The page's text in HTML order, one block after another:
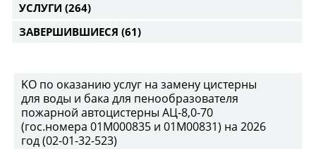
УСЛУГИ (264)
ЗАВЕРШИВШИЕСЯ (61)
KO по оказанию услуг на замену цистерны
для воды и бака для пенообразователя
пожарной автоцистерны АЦ-8,0-70
(гос.номера 01М000835 и 01М00831) на 2026
год (02-01-32-523)